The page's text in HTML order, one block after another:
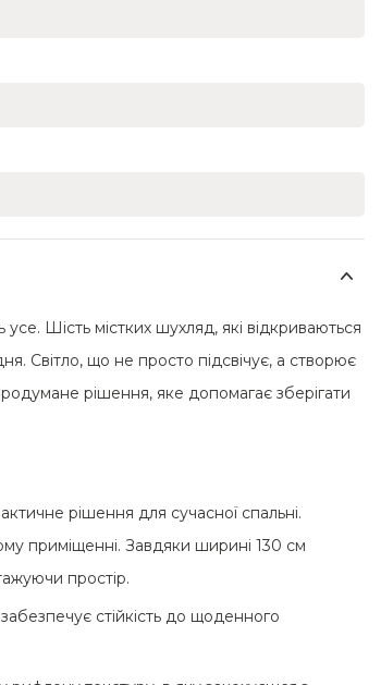
Шість містких шухляд, які відкриваються
Світло, що не просто підсвічує, а створює
рішення, яке допомагає зберігати
рішення для сучасної спальні.
приміщенні. Завдяки ширині 130 см
простір.
стійкість до щоденного